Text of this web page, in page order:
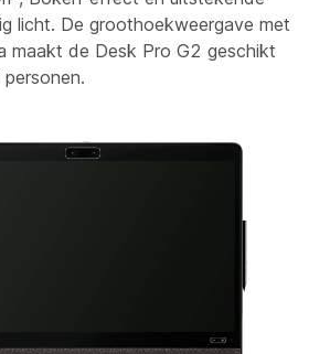
licht. De groothoekweergave met
maakt de Desk Pro G2 geschikt